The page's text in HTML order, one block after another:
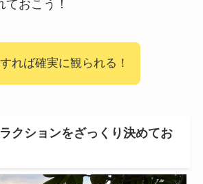
ておこう！
れば確実に観られる！
クションをざっくり決めてお